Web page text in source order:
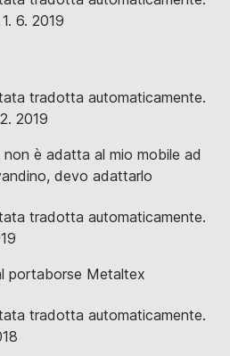
1. 6. 2019
tradotta automaticamente.
2019
è adatta al mio mobile ad
devo adattarlo
tradotta automaticamente.
portaborse Metaltex
tradotta automaticamente.